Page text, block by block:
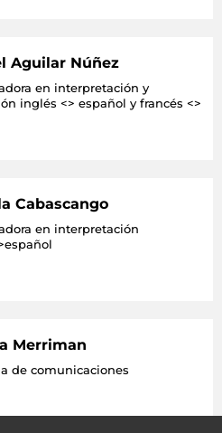
Aguilar Núñez
en interpretación y
inglés <> español y francés <>
Cabascango
en interpretación
Merriman
de comunicaciones